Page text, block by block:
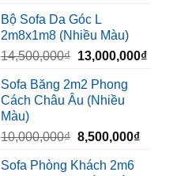
là:
13,500,000₫.
Bộ Sofa Da Góc L
2m8x1m8 (Nhiều Màu)
14,500,000₫ Giá
là:
14,500,000₫.
13,000,000₫Giá
Sofa Băng 2m2 Phong
Cách Châu Âu (Nhiều
Màu)
10,000,000₫ Giá
là:
8,500,000₫Giá
Sofa Phòng Khách 2m6